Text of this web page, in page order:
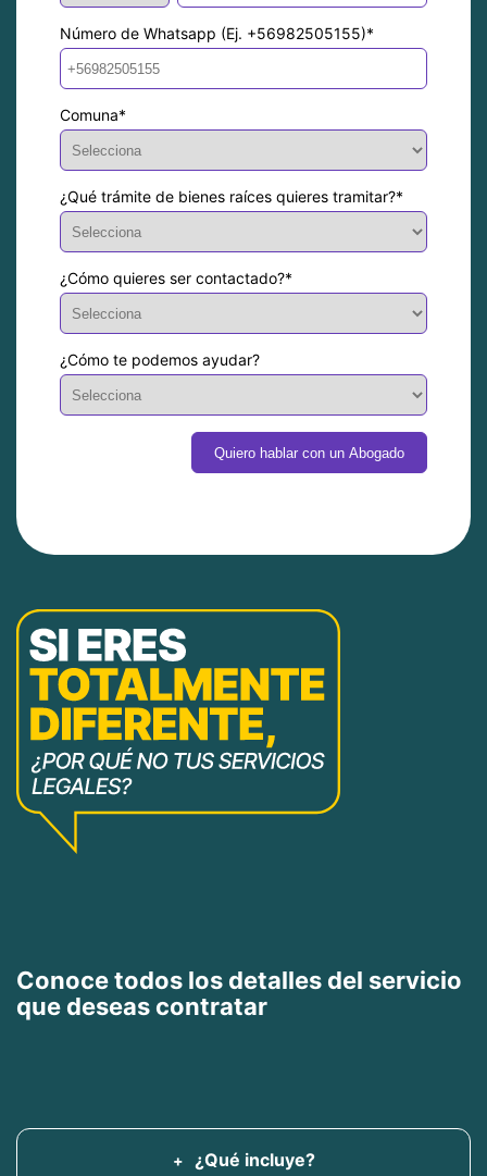
Número de Whatsapp (Ej. +56982505155)*
Comuna*
¿Qué trámite de bienes raíces quieres tramitar?*
¿Cómo quieres ser contactado?*
¿Cómo te podemos ayudar?
Conoce todos los detalles del servicio
que deseas contratar
¿Qué incluye?